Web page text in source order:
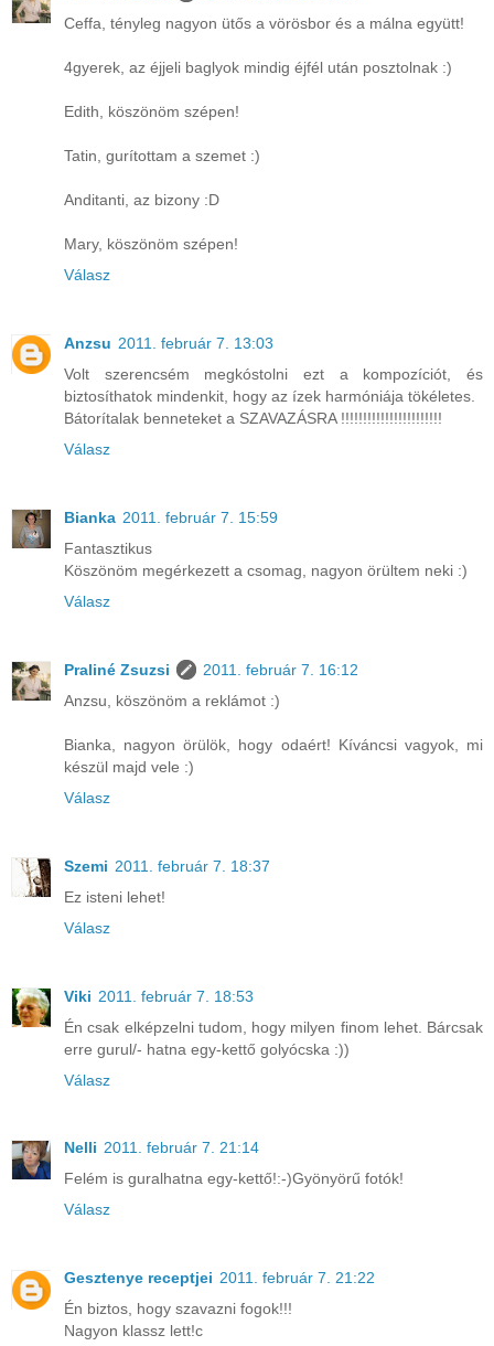
Ceffa, tényleg nagyon ütős a vörösbor és a málna együtt!
4gyerek, az éjjeli baglyok mindig éjfél után posztolnak :)
Edith, köszönöm szépen!
Tatin, gurítottam a szemet :)
Anditanti, az bizony :D
Mary, köszönöm szépen!
Válasz
Anzsu 2011. február 7. 13:03
Volt szerencsém megkóstolni ezt a kompozíciót, és
biztosíthatok mindenkit, hogy az ízek harmóniája tökéletes.
Bátorítalak benneteket a SZAVAZÁSRA !!!!!!!!!!!!!!!!!!!!!!!
Válasz
Bianka 2011. február 7. 15:59
Fantasztikus
Köszönöm megérkezett a csomag, nagyon örültem neki :)
Válasz
Praliné Zsuzsi
2011. február 7. 16:12
Anzsu, köszönöm a reklámot :)
Bianka, nagyon örülök, hogy odaért! Kíváncsi vagyok, mi
készül majd vele :)
Válasz
Szemi 2011. február 7. 18:37
Ez isteni lehet!
Válasz
Viki 2011. február 7. 18:53
Én csak elképzelni tudom, hogy milyen finom lehet. Bárcsak
erre gurul/- hatna egy-kettő golyócska :))
Válasz
Nelli 2011. február 7. 21:14
Felém is guralhatna egy-kettő!:-)Gyönyörű fotók!
Válasz
Gesztenye receptjei 2011. február 7. 21:22
Én biztos, hogy szavazni fogok!!!
Nagyon klassz lett!c